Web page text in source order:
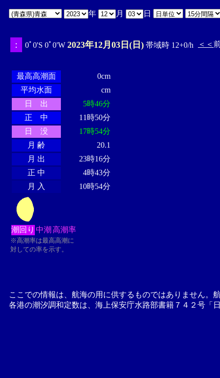
年 月 日
： 0ﾟ0'S 0ﾟ0'W 2023年12月03日(日) 帯域時 12+0/h ＜＜
最高高潮面
0cm
平均水面
cm
日 出
5時46分
正 中
11時50分
日 没
17時54分
月 齢
20.1
月 出
23時16分
正 中
4時43分
月 入
10時54分
潮回り 中潮 高潮率
※高潮率は最高高潮に
対しての率を示す。
ここでの情報は、航海の用に供するものではありません。
各港の潮汐調和定数は、海上保安庁水路部書籍７４２号「